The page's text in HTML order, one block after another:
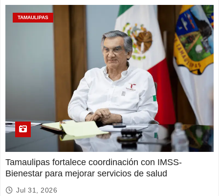
TAMAULIPAS
Tamaulipas fortalece coordinación con IMSS-
Bienestar para mejorar servicios de salud
Jul 31, 2026